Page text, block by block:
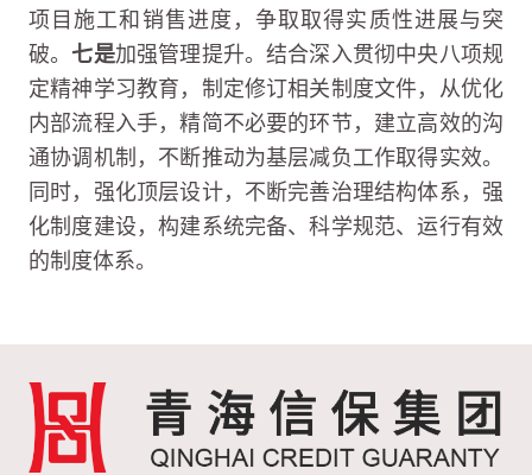
项目施工和销售进度，争取取得实质性进展与突
破。 七是加强管理提升。结合深入贯彻中央八项规
定精神学习教育，制定修订相关制度文件，从优化
内部流程入手，精简不必要的环节，建立高效的沟
通协调机制，不断推动为基层减负工作取得实效。
同时，强化顶层设计，不断完善治理结构体系，强
化制度建设，构建系统完备、科学规范、运行有效
的制度体系。